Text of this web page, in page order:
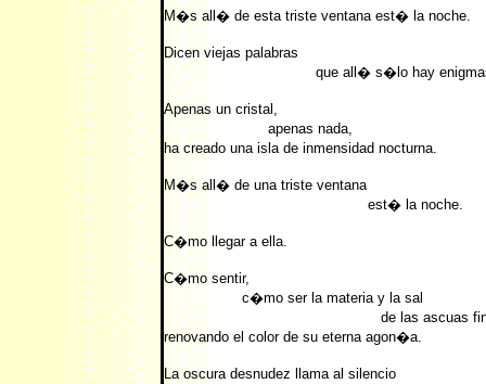
M�s all� de esta triste ventana est� la noche.
Dicen viejas palabras
que all� s�lo hay
Apenas un cristal,
apenas nada,
ha creado una isla de inmensidad nocturna.
M�s all� de una triste ventana
est� la noche.
C�mo llegar a ella.
C�mo sentir,
c�mo ser la materia y la sal
de las ascuas
renovando el color de su eterna agon�a.
La oscura desnudez llama al silencio